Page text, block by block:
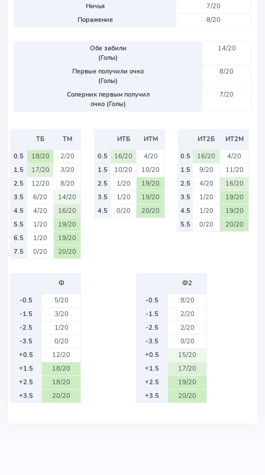
Ничья
7/20
Поражение
8/20
Обе забили
(Голы)
14/20
Первые получили очко
(Голы)
8/20
Соперник первым получил
очко (Голы)
7/20
ТБ
ТМ
0.5
18/20
2/20
1.5
17/20
3/20
2.5
12/20
8/20
3.5
6/20
14/20
4.5
4/20
16/20
5.5
1/20
19/20
6.5
1/20
19/20
7.5
0/20 20/20
ИТБ
ИТМ
0.5
16/20
4/20
1.5
10/20
10/20
2.5
1/20
19/20
3.5
1/20
19/20
4.5
0/20 20/20
ИТ2Б
ИТ2М
0.5
16/20
4/20
1.5
9/20
11/20
2.5
4/20
16/20
3.5
1/20
19/20
4.5
1/20
19/20
5.5
0/20 20/20
Ф
-0.5
5/20
-1.5
3/20
-2.5
1/20
-3.5
0/20
+0.5
12/20
+1.5
18/20
+2.5
18/20
+3.5
20/20
Ф2
-0.5
8/20
-1.5
2/20
-2.5
2/20
-3.5
0/20
+0.5
15/20
+1.5
17/20
+2.5
19/20
+3.5
20/20